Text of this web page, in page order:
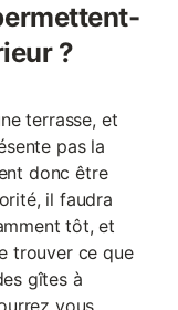
?
terrasse, et
pas la
donc être
il faudra
tôt, et
trouver ce que
gîtes à
vous